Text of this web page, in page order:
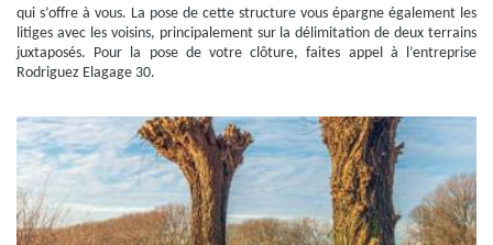
qui s’offre à vous. La pose de cette structure vous épargne également les
litiges avec les voisins, principalement sur la délimitation de deux terrains
juxtaposés. Pour la pose de votre clôture, faites appel à l’entreprise
Rodriguez Elagage 30.